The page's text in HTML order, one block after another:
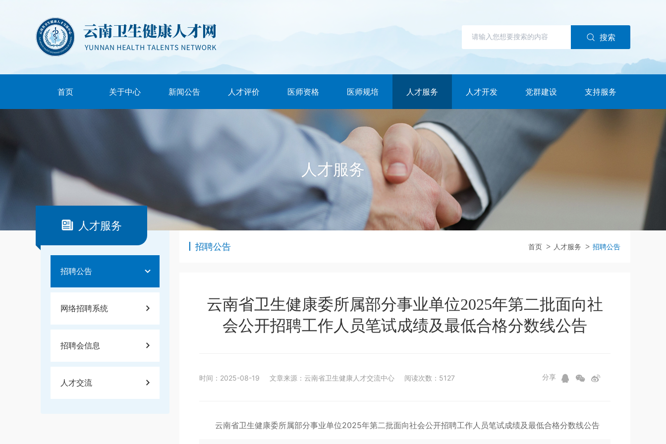
搜索
首页 关于中心 新闻公告 人才评价 医师资格 医师规培 人才服务 人才开发 党群建设 支持服务
人才服务
人才服务
招聘公告
网络招聘系统
招聘会信息
人才交流
招聘公告 首页 人才服务 招聘公告
云南省卫生健康委所属部分事业单位2025年第二批面向社
会公开招聘工作人员笔试成绩及最低合格分数线公告
时间：2025-08-19 文章来源：云南省卫生健康人才交流中心 阅读次数：5127 分享
云南省卫生健康委所属部分事业单位2025年第二批面向社会公开招聘工作人员笔试成绩及最低合格分数线公告